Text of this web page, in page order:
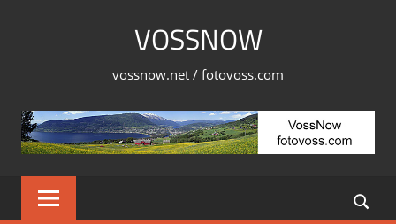
VOSSNOW
vossnow.net / fotovoss.com